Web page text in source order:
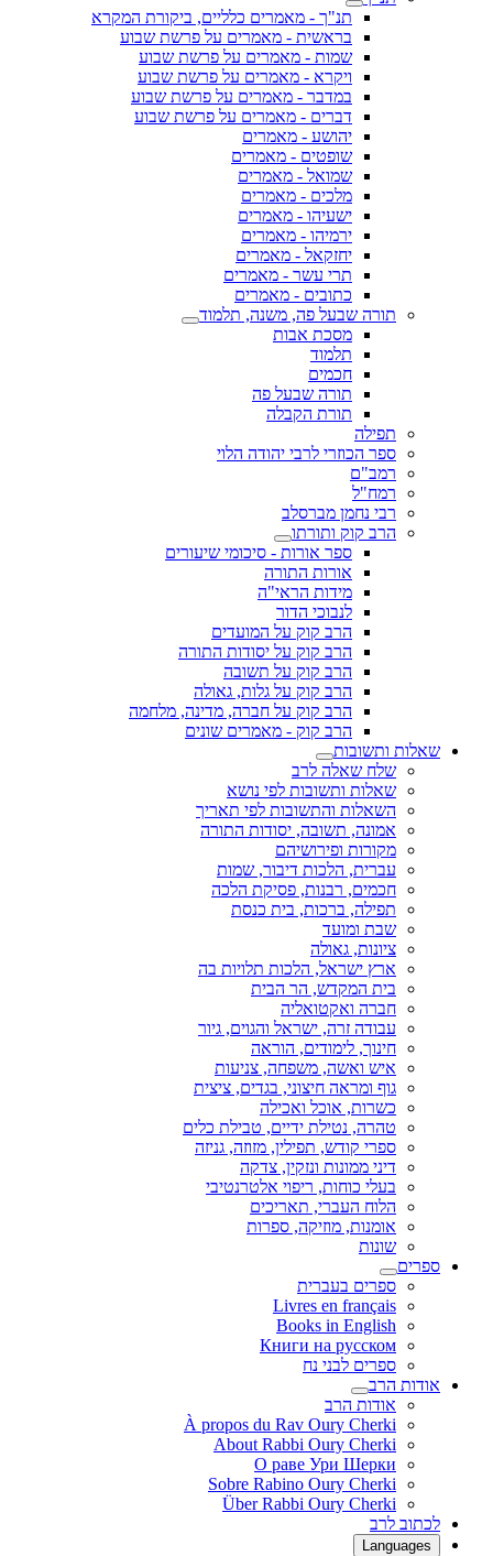
תנ"ך - מאמרים כלליים, ביקורת המקרא
בראשית - מאמרים על פרשת שבוע
שמות - מאמרים על פרשת שבוע
ויקרא - מאמרים על פרשת שבוע
במדבר - מאמרים על פרשת שבוע
דברים - מאמרים על פרשת שבוע
יהושע - מאמרים
שופטים - מאמרים
שמואל - מאמרים
מלכים - מאמרים
ישעיהו - מאמרים
ירמיהו - מאמרים
יחזקאל - מאמרים
תרי עשר - מאמרים
כתובים - מאמרים
תורה שבעל פה, משנה, תלמוד
מסכת אבות
תלמוד
חכמים
תורה שבעל פה
תורת הקבלה
תפילה
ספר הכוזרי לרבי יהודה הלוי
רמב"ם
רמח"ל
רבי נחמן מברסלב
הרב קוק ותורתו
ספר אורות - סיכומי שיעורים
אורות התורה
מידות הראי"ה
לנבוכי הדור
הרב קוק על המועדים
הרב קוק על יסודות התורה
הרב קוק על תשובה
הרב קוק על גלות, גאולה
הרב קוק על חברה, מדינה, מלחמה
הרב קוק - מאמרים שונים
שאלות ותשובות
שלח שאלה לרב
שאלות ותשובות לפי נושא
השאלות והתשובות לפי תאריך
אמונה, תשובה, יסודות התורה
מקורות ופירושיהם
עברית, הלכות דיבור, שמות
חכמים, רבנות, פסיקת הלכה
תפילה, ברכות, בית כנסת
שבת ומועד
ציונות, גאולה
ארץ ישראל, הלכות תלויות בה
בית המקדש, הר הבית
חברה ואקטואליה
עבודה זרה, ישראל והגוים, גיור
חינוך, לימודים, הוראה
איש ואשה, משפחה, צניעות
גוף ומראה חיצוני, בגדים, ציצית
כשרות, אוכל ואכילה
טהרה, נטילת ידיים, טבילת כלים
ספרי קודש, תפילין, מזוזה, גניזה
דיני ממונות ונזקין, צדקה
בעלי כוחות, ריפוי אלטרנטיבי
הלוח העברי, תאריכים
אומנות, מוזיקה, ספרות
שונות
ספרים
ספרים בעברית
Livres en français
Books in English
Книги на русском
ספרים לבני נח
אודות הרב
אודות הרב
À propos du Rav Oury Cherki
About Rabbi Oury Cherki
О раве Ури Шерки
Sobre Rabino Oury Cherki
Über Rabbi Oury Cherki
לכתוב לרב
Languages